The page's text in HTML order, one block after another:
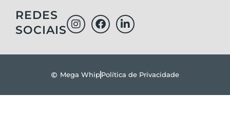
REDES
SOCIAIS
Mega WhipPolítica de Privacidade